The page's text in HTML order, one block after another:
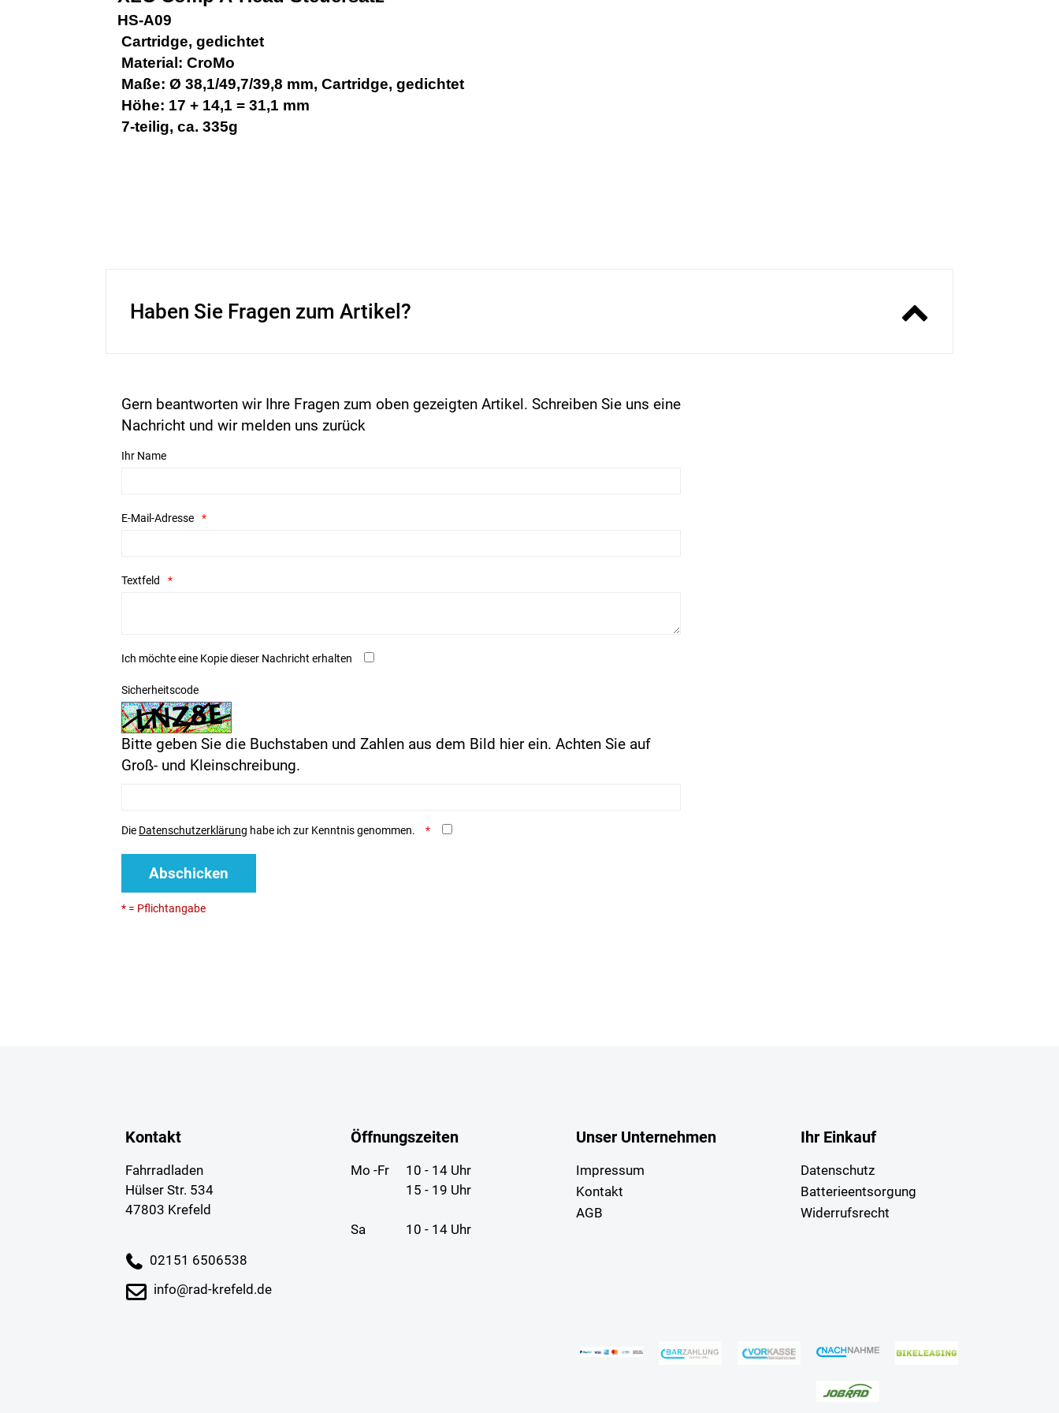
HS-A09
 Cartridge, gedichtet
 Material: CroMo
 Maße: Ø 38,1/49,7/39,8 mm, Cartridge, gedichtet
 Höhe: 17 + 14,1 = 31,1 mm
 7-teilig, ca. 335g
Haben Sie Fragen zum Artikel?
Gern beantworten wir Ihre Fragen zum oben gezeigten Artikel. Schreiben Sie uns eine
Nachricht und wir melden uns zurück
Ihr Name
E-Mail-Adresse
Textfeld
Ich möchte eine Kopie dieser Nachricht erhalten
Sicherheitscode
Bitte geben Sie die Buchstaben und Zahlen aus dem Bild hier ein. Achten Sie auf
Groß- und Kleinschreibung.
Die Datenschutzerklärung habe ich zur Kenntnis genommen.
Abschicken
* = Pflichtangabe
Kontakt
Fahrradladen
Hülser Str. 534
47803 Krefeld
02151 6506538
info@rad-krefeld.de
Öffnungszeiten
Mo -Fr
10 - 14 Uhr
15 - 19 Uhr
Sa 10 - 14 Uhr
Unser Unternehmen
Impressum
Kontakt
AGB
Ihr Einkauf
Datenschutz
Batterieentsorgung
Widerrufsrecht